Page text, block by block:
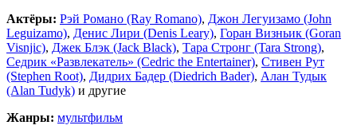
Актёры: Рэй Романо (Ray Romano), Джон Легуизамо (John
Leguizamo), Денис Лири (Denis Leary), Горан Визньик (Goran
Visnjic), Джек Блэк (Jack Black), Тара Стронг (Tara Strong),
Седрик «Развлекатель» (Cedric the Entertainer), Стивен Рут
(Stephen Root), Дидрих Бадер (Diedrich Bader), Алан Тудык
(Alan Tudyk) и другие
Жанры: мультфильм